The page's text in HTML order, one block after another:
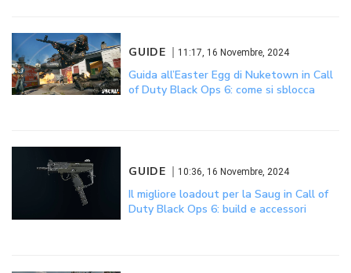
GUIDE 11:17, 16 Novembre, 2024
Guida all’Easter Egg di Nuketown in Call
of Duty Black Ops 6: come si sblocca
GUIDE 10:36, 16 Novembre, 2024
Il migliore loadout per la Saug in Call of
Duty Black Ops 6: build e accessori